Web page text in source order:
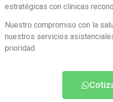
estratégicas con clínicas
Nuestro compromiso con la
nuestros servicios
prioridad.